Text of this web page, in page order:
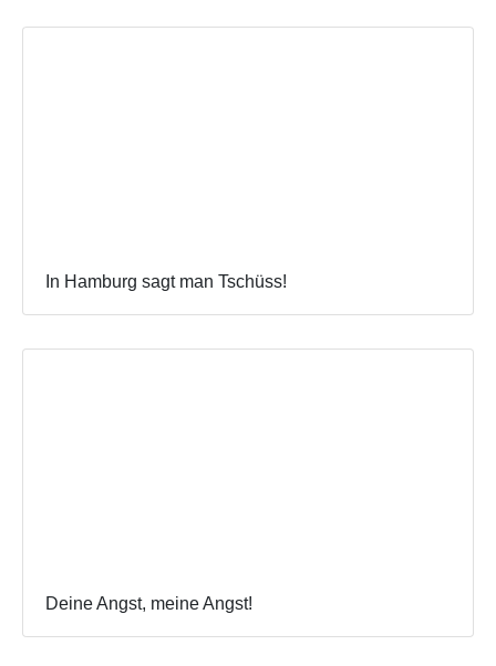
In Hamburg sagt man Tschüss!
Deine Angst, meine Angst!